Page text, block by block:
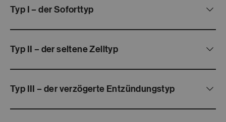
Typ I – der Soforttyp
Typ II – der seltene Zelltyp
Typ III – der verzögerte Entzündungstyp